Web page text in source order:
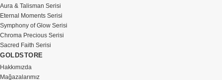
Aura & Talisman Serisi
Eternal Moments Serisi
Symphony of Glow Serisi
Chroma Precious Serisi
Sacred Faith Serisi
GOLDSTORE
Hakkımızda
Mağazalarımız